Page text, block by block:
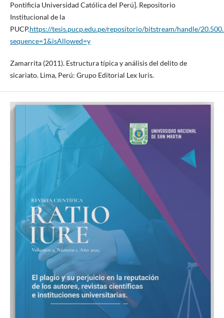
Pontificia Universidad Católica del Perú]. Repositorio
Institucional de la
PUCP.https://tesis.pucp.edu.pe/repositorio/bitstream/handle/
sequence=1&isAllowed=y
Zamarrita (2011). Estructura típica y análisis del delito de
sicariato. Lima, Perú: Grupo Editorial Lex Iuris.